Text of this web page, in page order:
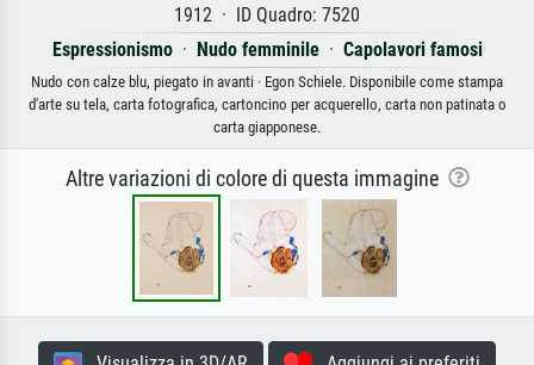
1912 · ID Quadro: 7520
Espressionismo· Nudo femminile· Capolavori famosi
Nudo con calze blu, piegato in avanti · Egon Schiele. Disponibile come stampa
d'arte su tela, carta fotografica, cartoncino per acquerello, carta non patinata o
carta giapponese.
Altre variazioni di colore di questa immagine